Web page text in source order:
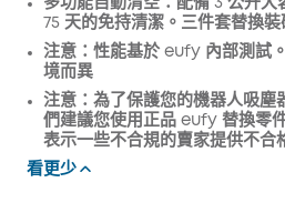
多功能自動清空： 配備 3 公升大
75 天的免持清潔。三件套替換
注意：性能基於 eufy 內部測試
境而異
注意：為了保護您的機器人吸塵
們建議您使用正品 eufy 替換零
表示一些不合規的賣家提供不合
看更少